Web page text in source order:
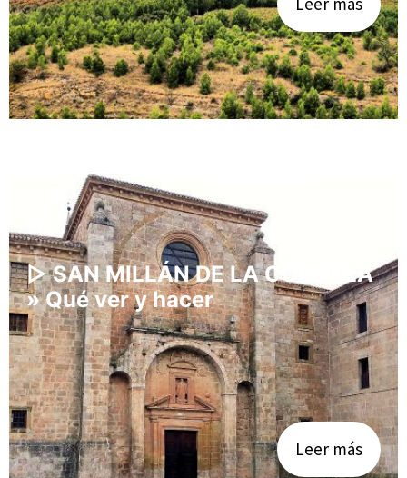
▷ SAN MILLÁN DE LA COGOLLA
» Qué ver y hacer
Leer más